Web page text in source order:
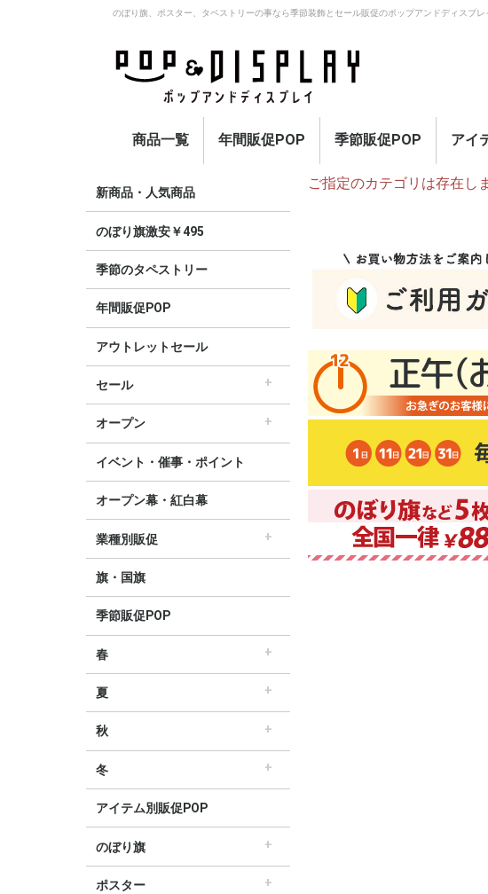
のぼり旗、ポスター、タペストリーの事なら季節装飾とセール販促のポップアンドディスプレ
商品一覧 年間販促POP
アウトレットセール
のぼり旗激安￥495〜 10枚セット
5枚セット
1枚（単品）
セール・割引
割引・値下げ
創業祭・感謝
閉店・売り尽
オープン・営
オープニング
リニューアル
イベント・催事・ポイ
オープン幕・紅白幕
レギュラー・
ホテル・宿泊
リサイクル・
ドラッグ・薬
理美容販促
飲食店販促
物販・小売店
不動産・車販
季節販促POP
春
夏
秋
冬
定番
アイ
のぼ
ポス
横幕
ペナ
タペ
シー
連続
オー
紙製
防炎
新商品・人気商品
のぼり旗激安￥495
季節のタペストリー
年間販促POP
アウトレットセール
セール
すべてのセール販促POP
セール・割引
∟セールのぼり旗
∟セールポスター
∟セールタペストリー
∟シンプルセール
∟プリズムセール
割引・値下げ・ＯＦＦ
創業祭・感謝祭・決算
閉店・売り尽くし
オープン
すべてのオープン販促POP
オープン・営業中
オープニングセール
リニューアルオープン
イベント・催事・ポイント
オープン幕・紅白幕
業種別販促
すべての業界別販促POP
レギュラー・オールシーズン販促
ホテル・宿泊販促
リサイクル・中古販売販促
ドラッグ薬局・薬局販促
理美容販促
飲食店販促
物販・小売店販促
不動産・車販促
旗・国旗
季節販促POP
春
すべての春の販促POP
春・スプリング
バレンタインデー・ホワイトデー
母の日・父の日
スプリングセール
夏
すべての夏の販促POP
夏・サマー
七夕
サマーセール
秋
すべての秋の販促POP
秋・オータム
ハロウィン
オータムセール
冬
すべての冬の販促POP
冬・ウィンター
クリスマス
歳末・お正月
ウィンターセール
アイテム別販促POP
のぼり旗
すべてののぼり旗
セールのぼり旗
レギュラーのぼり旗
ホテルのぼり旗
リサイクルのぼり旗
ドラッグ薬局のぼり旗
美容のぼり旗
物販のぼり旗
飲食のぼり旗
不動産・車のぼり旗
春のぼり旗
夏のぼり旗
秋のぼり旗
冬のぼり旗
ハロウィンのぼり旗
ポスター
ご指定のカテゴリは存在し